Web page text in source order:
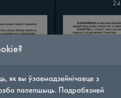
24
як вы ўзаемадзейнічаеце з
палепшыць. Падрабязней